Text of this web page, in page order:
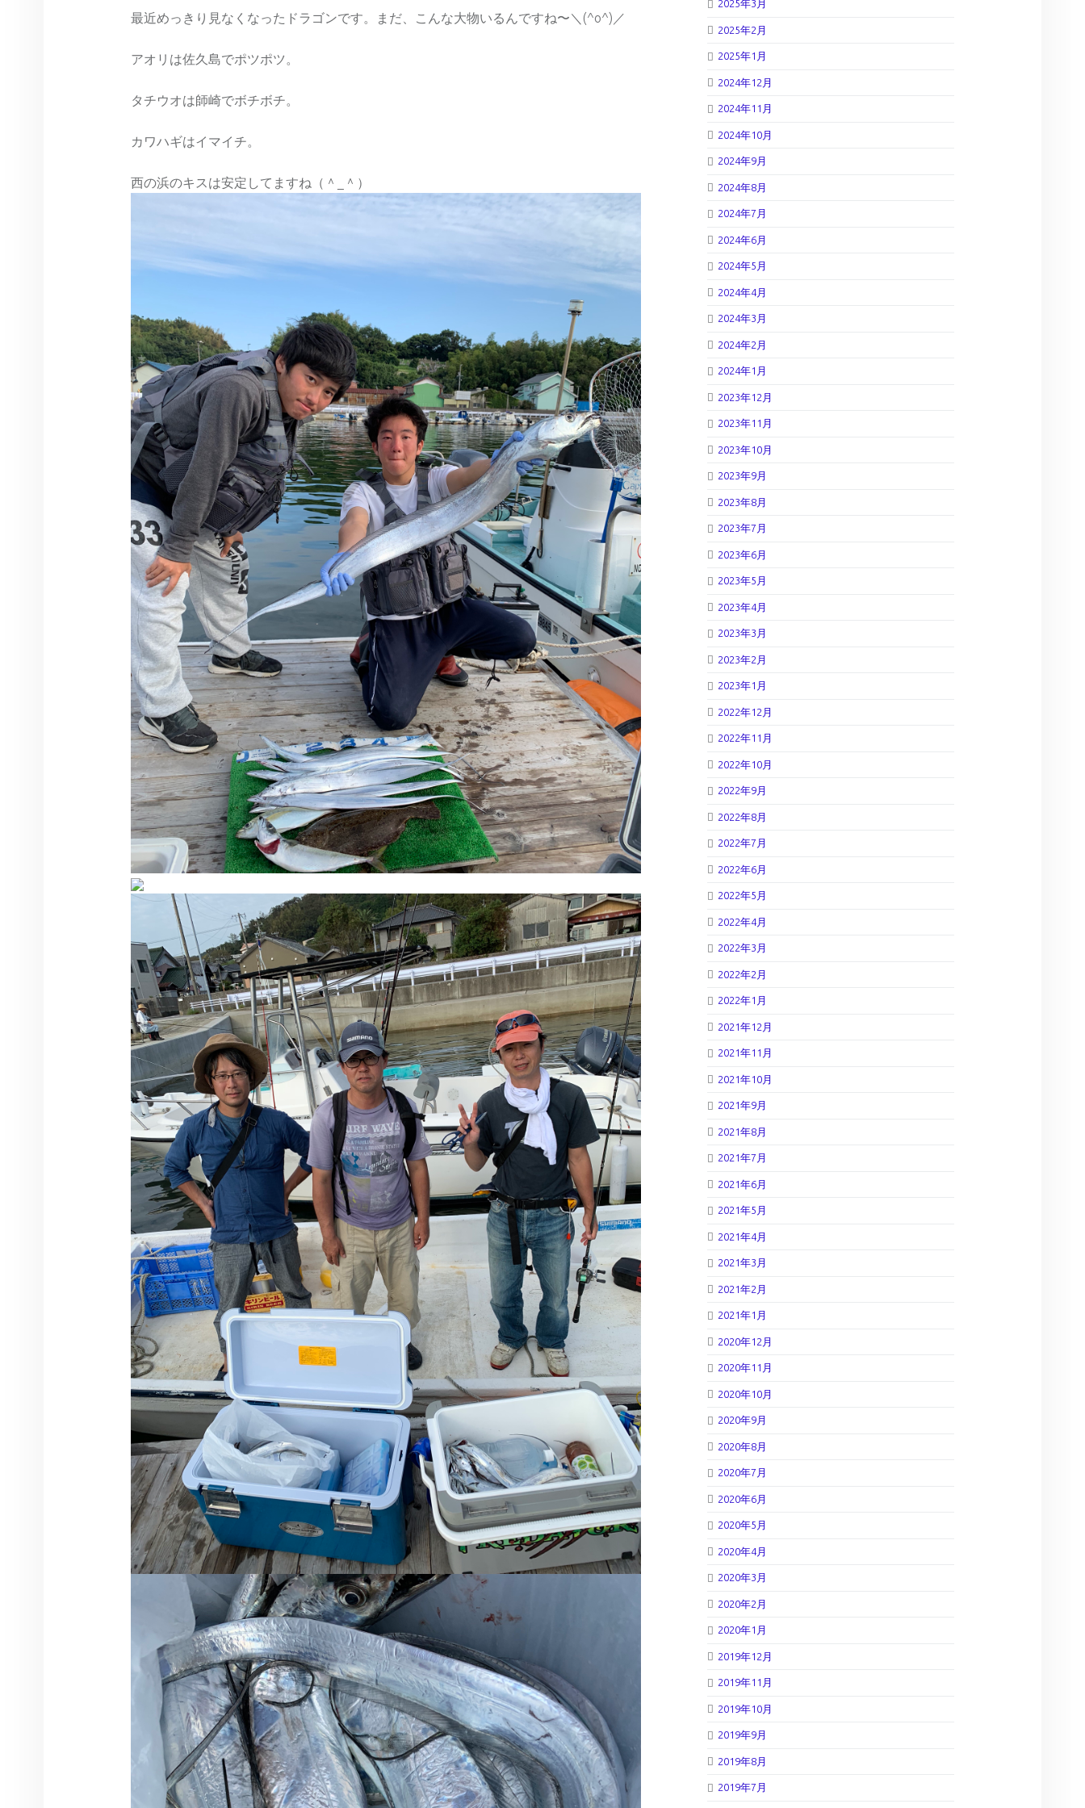
最近めっきり見なくなったドラゴンです。まだ、こんな大物いるんですね〜＼(^o^)／
アオリは佐久島でポツポツ。
タチウオは師崎でボチボチ。
カワハギはイマイチ。
西の浜のキスは安定してますね（＾_＾）
2025年3月
2025年2月
2025年1月
2024年12月
2024年11月
2024年10月
2024年9月
2024年8月
2024年7月
2024年6月
2024年5月
2024年4月
2024年3月
2024年2月
2024年1月
2023年12月
2023年11月
2023年10月
2023年9月
2023年8月
2023年7月
2023年6月
2023年5月
2023年4月
2023年3月
2023年2月
2023年1月
2022年12月
2022年11月
2022年10月
2022年9月
2022年8月
2022年7月
2022年6月
2022年5月
2022年4月
2022年3月
2022年2月
2022年1月
2021年12月
2021年11月
2021年10月
2021年9月
2021年8月
2021年7月
2021年6月
2021年5月
2021年4月
2021年3月
2021年2月
2021年1月
2020年12月
2020年11月
2020年10月
2020年9月
2020年8月
2020年7月
2020年6月
2020年5月
2020年4月
2020年3月
2020年2月
2020年1月
2019年12月
2019年11月
2019年10月
2019年9月
2019年8月
2019年7月